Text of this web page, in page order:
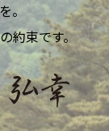
。
約束です。